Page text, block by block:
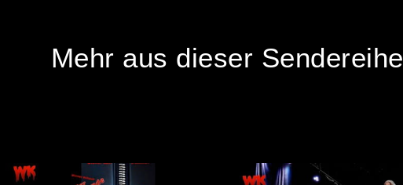
Mehr aus dieser Sendereihe